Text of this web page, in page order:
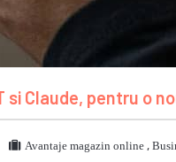
si Claude, pentru o
Avantaje magazin online ,